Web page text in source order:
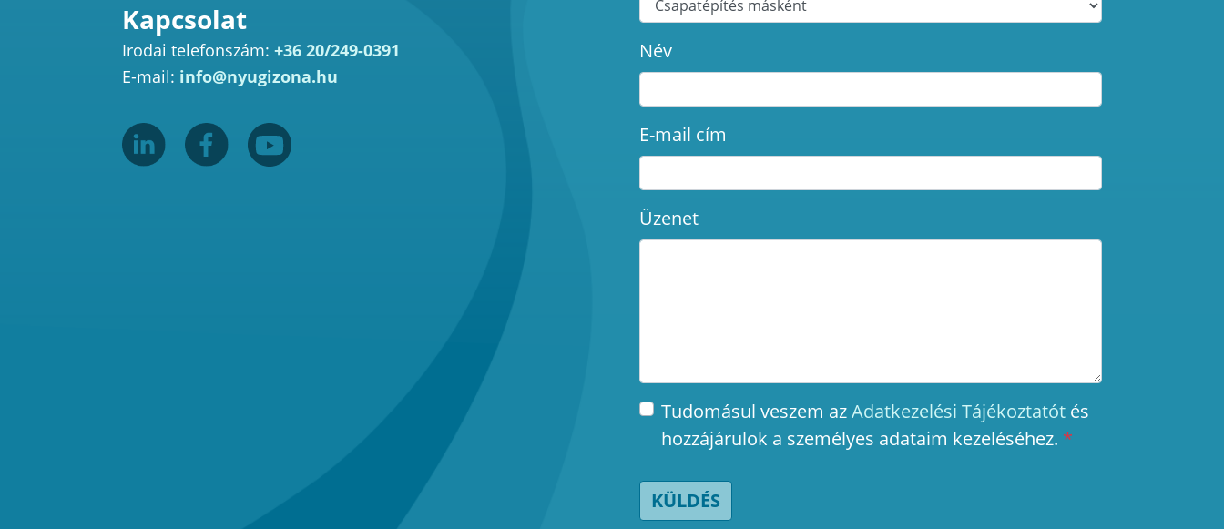
Kapcsolat
Irodai telefonszám:+36 20/249-0391
E-mail: info@nyugizona.hu
Név
E-mail cím
Üzenet
Tudomásul veszem azAdatkezelési Tájékoztatót és
hozzájárulok a személyes adataim kezeléséhez. *
KÜLDÉS